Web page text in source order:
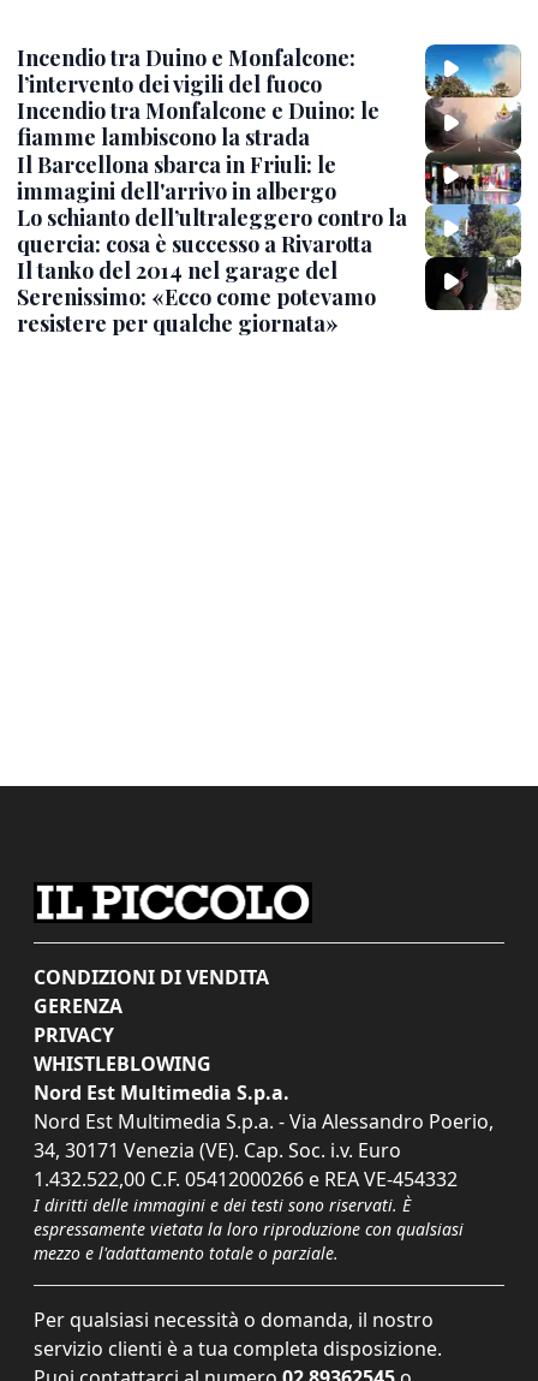
Incendio tra Duino e Monfalcone:
l’intervento dei vigili del fuoco
Incendio tra Monfalcone e Duino: le
fiamme lambiscono la strada
Il Barcellona sbarca in Friuli: le
immagini dell'arrivo in albergo
Lo schianto dell’ultraleggero contro la
quercia: cosa è successo a Rivarotta
Il tanko del 2014 nel garage del
Serenissimo: «Ecco come potevamo
resistere per qualche giornata»
CONDIZIONI DI VENDITA
GERENZA
PRIVACY
WHISTLEBLOWING
Nord Est Multimedia S.p.a.
Nord Est Multimedia S.p.a. - Via Alessandro Poerio,
34, 30171 Venezia (VE). Cap. Soc. i.v. Euro
1.432.522,00 C.F. 05412000266 e REA VE-454332
I diritti delle immagini e dei testi sono riservati. È
espressamente vietata la loro riproduzione con qualsiasi
mezzo e l'adattamento totale o parziale.
Per qualsiasi necessità o domanda, il nostro
servizio clienti è a tua completa disposizione.